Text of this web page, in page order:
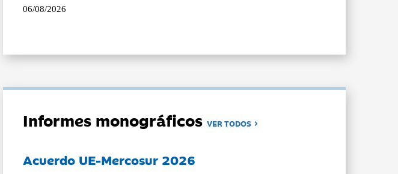
06/08/2026
Informes monográficosVER TODOS
Acuerdo UE-Mercosur 2026